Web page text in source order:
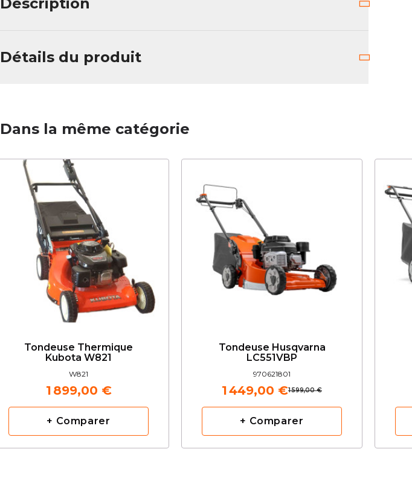
Détails du produit
Dans la même catégorie
Tondeuse Thermique
Kubota W821
W821
1 899,00 €
+ Comparer
Tondeuse Husqvarna
LC551VBP
970621801
1 599,00 €
1 449,00 €
+ Comparer